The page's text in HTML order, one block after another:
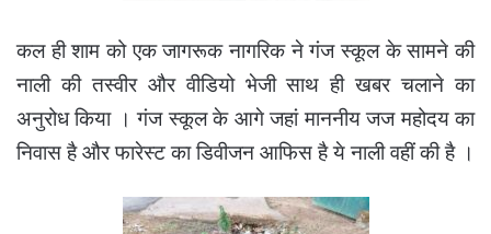
कल ही शाम को एक जागरूक नागरिक ने गंज स्कूल के सामने की
नाली की तस्वीर और वीडियो भेजी साथ ही खबर चलाने का
अनुरोध किया ।गंज स्कूल के आगे जहां माननीय जज महोदय का
निवास है और फारेस्ट का डिवीजन आफिस है ये नाली वहीं की है ।